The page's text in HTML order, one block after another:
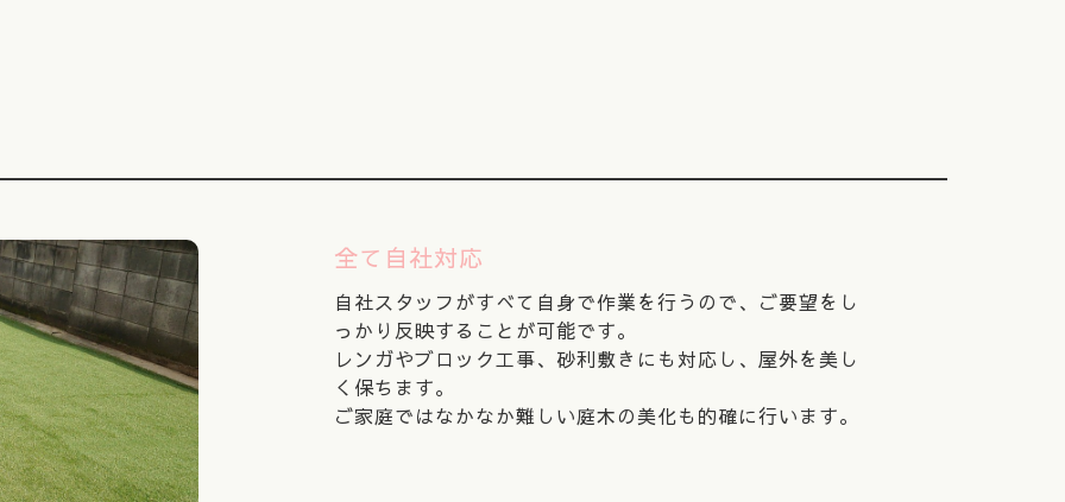
全て自社対応
自社スタッフがすべて自身で作業を行うので、ご要望をし
っかり反映することが可能です。
レンガやブロック工事、砂利敷きにも対応し、屋外を美し
く保ちます。
ご家庭ではなかなか難しい庭木の美化も的確に行います。